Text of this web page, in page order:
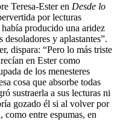
Teresa-Ester en Desde lo
por lecturas
producido una aridez
y aplastantes”.
dispara: “Pero lo más triste
en Ester como
de los menesteres
cosa que absorbe todas
sustraerla a sus lecturas ni
gozado él si al volver por
como entre espumas, en